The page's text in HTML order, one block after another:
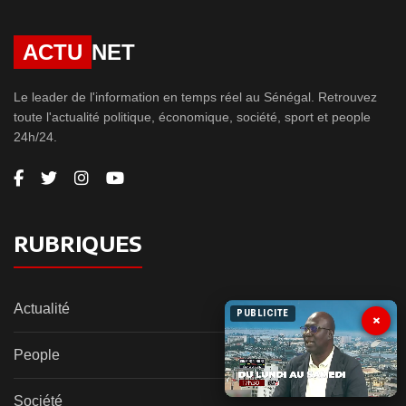
ACTU NET
Le leader de l'information en temps réel au Sénégal. Retrouvez
toute l'actualité politique, économique, société, sport et people
24h/24.
RUBRIQUES
Actualité
People
Société
×
PUBLICITE